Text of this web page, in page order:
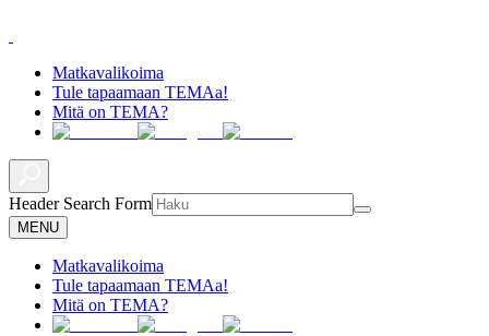
Matkavalikoima
Tule tapaamaan TEMAa!
Mitä on TEMA?
Header Search Form
MENU
Matkavalikoima
Tule tapaamaan TEMAa!
Mitä on TEMA?